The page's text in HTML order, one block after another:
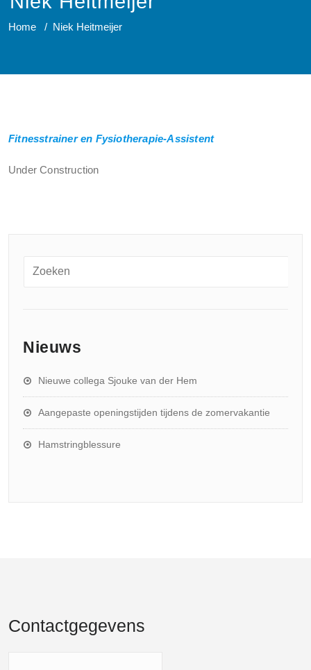
Home / Niek Heitmeijer
Fitnesstrainer en Fysiotherapie-Assistent
Under Construction
Nieuws
Nieuwe collega Sjouke van der Hem
Aangepaste openingstijden tijdens de zomervakantie
Hamstringblessure
Contactgegevens